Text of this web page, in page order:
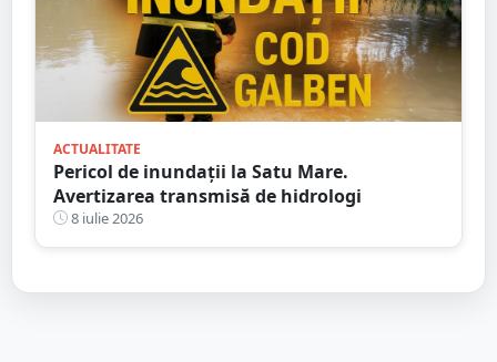
ACTUALITATE
Pericol de inundații la Satu Mare.
Avertizarea transmisă de hidrologi
8 iulie 2026